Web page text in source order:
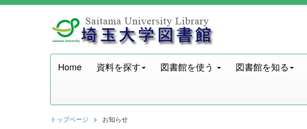
Home 資料を探す 図書館を使う 図書館を知る
トップページ お知らせ